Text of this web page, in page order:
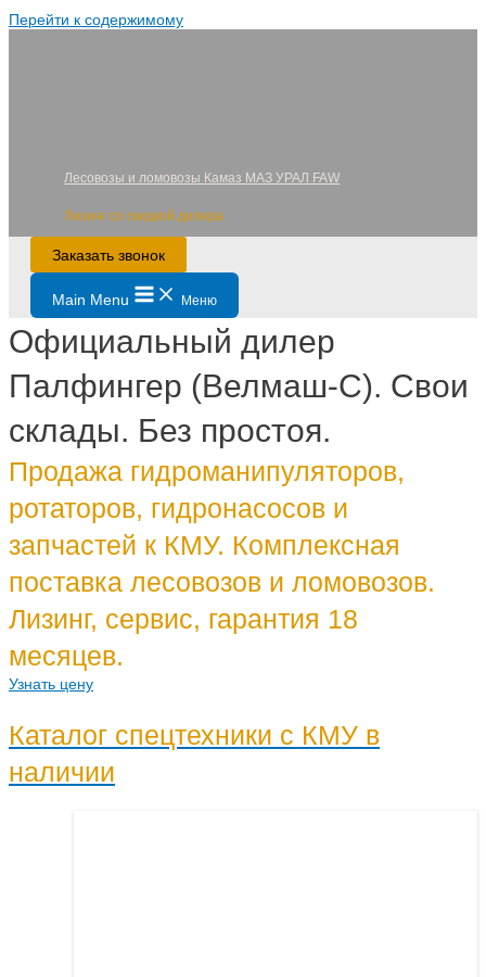
Перейти к содержимому
Лесовозы и ломовозы Камаз МАЗ УРАЛ FAW
Лизинг со скидкой дилера
Заказать звонок
Main Menu Меню
Официальный дилер
Палфингер (Велмаш-С). Свои
склады. Без простоя.
Продажа гидроманипуляторов,
ротаторов, гидронасосов и
запчастей к КМУ. Комплексная
поставка лесовозов и ломовозов.
Лизинг, сервис, гарантия 18
месяцев.
Узнать цену
Каталог спецтехники с КМУ в
наличии